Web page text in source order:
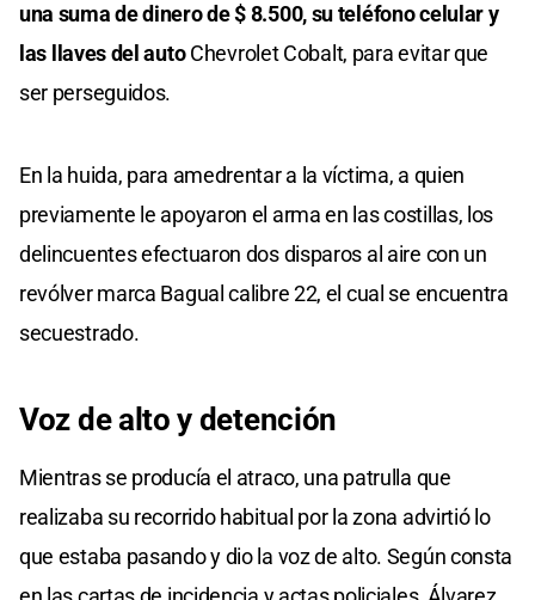
una suma de dinero de $ 8.500, su teléfono celular y
las llaves del autoChevrolet Cobalt, para evitar que
ser perseguidos.
En la huida, para amedrentar a la víctima, a quien
previamente le apoyaron el arma en las costillas, los
delincuentes efectuaron dos disparos al aire con un
revólver marca Bagual calibre 22, el cual se encuentra
secuestrado.
Voz de alto y detención
Mientras se producía el atraco, una patrulla que
realizaba su recorrido habitual por la zona advirtió lo
que estaba pasando y dio la voz de alto. Según consta